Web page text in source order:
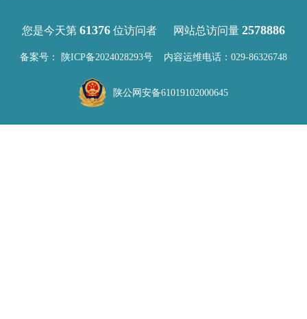
您是今天第 61376 位访问者 网站总访问量 2578886
备案号： 陕ICP备2024028293号 内容运维电话：029-86326748
陕公网安备61019102000645